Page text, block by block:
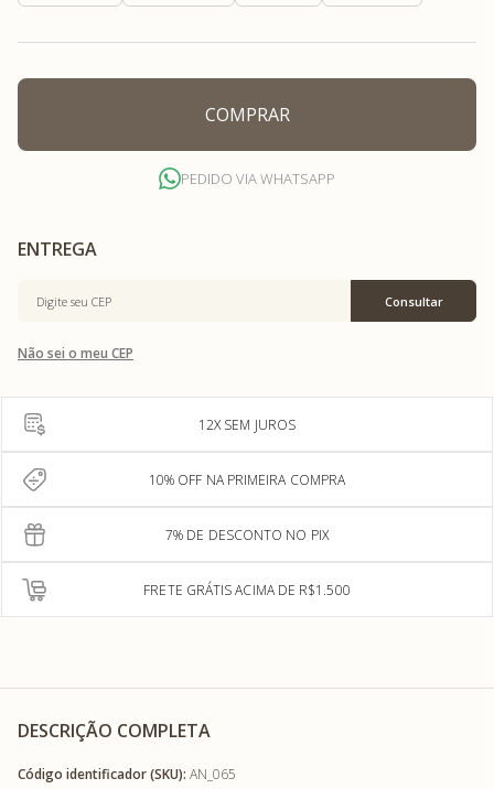
COMPRAR
PEDIDO VIA WHATSAPP
Não sei o meu CEP
12X SEM JUROS
10% OFF NA PRIMEIRA COMPRA
7% DE DESCONTO NO PIX
FRETE GRÁTIS ACIMA DE R$1.500
DESCRIÇÃO COMPLETA
Código identificador (SKU): AN_065